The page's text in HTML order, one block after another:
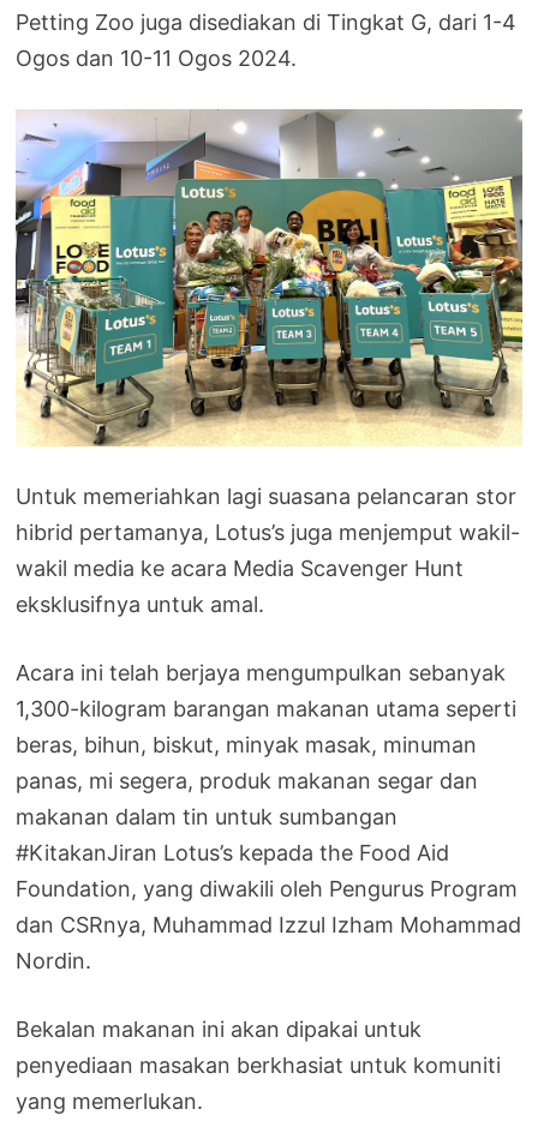
Petting Zoo juga disediakan di Tingkat G, dari 1-4
Ogos dan 10-11 Ogos 2024.
Untuk memeriahkan lagi suasana pelancaran stor
hibrid pertamanya, Lotus’s juga menjemput wakil-
wakil media ke acara Media Scavenger Hunt
eksklusifnya untuk amal.
Acara ini telah berjaya mengumpulkan sebanyak
1,300-kilogram barangan makanan utama seperti
beras, bihun, biskut, minyak masak, minuman
panas, mi segera, produk makanan segar dan
makanan dalam tin untuk sumbangan
#KitakanJiran Lotus’s kepada the Food Aid
Foundation, yang diwakili oleh Pengurus Program
dan CSRnya, Muhammad Izzul Izham Mohammad
Nordin.
Bekalan makanan ini akan dipakai untuk
penyediaan masakan berkhasiat untuk komuniti
yang memerlukan.